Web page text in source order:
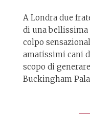
A Londra due
di una bellissima
colpo
amatissimi cani
scopo di
Buckingham